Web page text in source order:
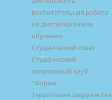
воспитательная работа
на дистанционном
обучении
Студенческий совет
Студенческий
спортивный клуб
"Вираж"
Территория содружества